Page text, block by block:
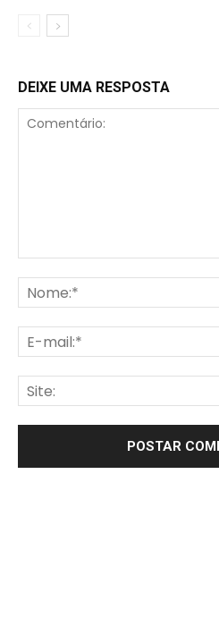
DEIXE UMA RESPOSTA